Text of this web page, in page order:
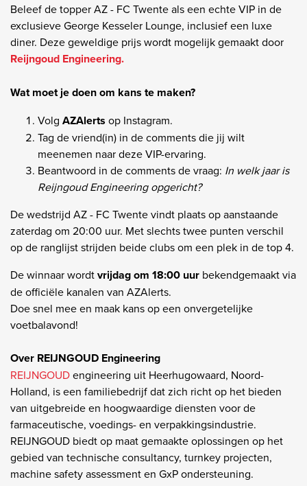
Beleef de topper AZ - FC Twente als een echte VIP in de
exclusieve George Kesseler Lounge, inclusief een luxe
diner. Deze geweldige prijs wordt mogelijk gemaakt door
Reijngoud Engineering.
Wat moet je doen om kans te maken?
Volg AZAlerts op Instagram.
Tag de vriend(in) in de comments die jij wilt
meenemen naar deze VIP-ervaring.
Beantwoord in de comments de vraag: In welk jaar is
Reijngoud Engineering opgericht?
De wedstrijd AZ - FC Twente vindt plaats op aanstaande
zaterdag om 20:00 uur. Met slechts twee punten verschil
op de ranglijst strijden beide clubs om een plek in de top 4.
De winnaar wordtvrijdag om 18:00 uur bekendgemaakt via
de officiële kanalen van AZAlerts.
Doe snel mee en maak kans op een onvergetelijke
voetbalavond!
Over REIJNGOUD Engineering
REIJNGOUDengineering uit Heerhugowaard, Noord-
Holland, is een familiebedrijf dat zich richt op het bieden
van uitgebreide en hoogwaardige diensten voor de
farmaceutische, voedings- en verpakkingsindustrie.
REIJNGOUD biedtop maat gemaakte oplossingen op het
gebied van technische consultancy, turnkey projecten,
machine safety assessment en GxP ondersteuning.